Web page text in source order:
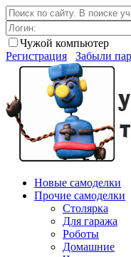
Чужой компьютер
Регистрация
Забыли
Новые самоделки
Прочие самоделки
Столярка
Для гаража
Роботы
Домашние